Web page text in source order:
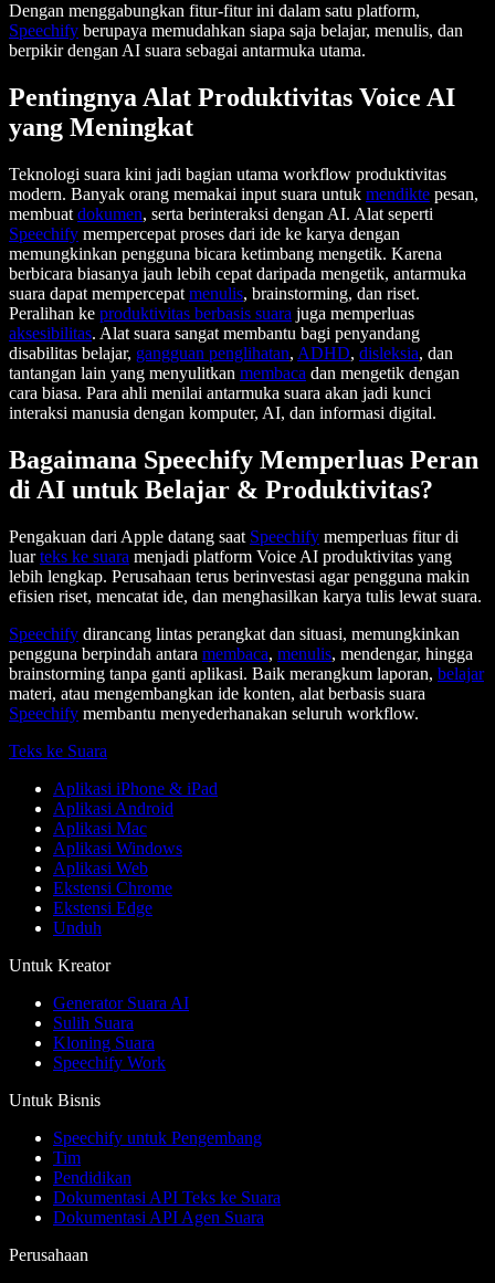
Dengan menggabungkan fitur-fitur ini dalam satu platform,
Speechify berupaya memudahkan siapa saja belajar, menulis, dan
berpikir dengan AI suara sebagai antarmuka utama.
Pentingnya Alat Produktivitas Voice AI
yang Meningkat
Teknologi suara kini jadi bagian utama workflow produktivitas
modern. Banyak orang memakai input suara untuk mendikte pesan,
membuat dokumen, serta berinteraksi dengan AI. Alat seperti
Speechify mempercepat proses dari ide ke karya dengan
memungkinkan pengguna bicara ketimbang mengetik. Karena
berbicara biasanya jauh lebih cepat daripada mengetik, antarmuka
suara dapat mempercepat menulis, brainstorming, dan riset.
Peralihan ke produktivitas berbasis suara juga memperluas
aksesibilitas. Alat suara sangat membantu bagi penyandang
disabilitas belajar, gangguan penglihatan, ADHD, disleksia, dan
tantangan lain yang menyulitkan membaca dan mengetik dengan
cara biasa. Para ahli menilai antarmuka suara akan jadi kunci
interaksi manusia dengan komputer, AI, dan informasi digital.
Bagaimana Speechify Memperluas Peran
di AI untuk Belajar & Produktivitas?
Pengakuan dari Apple datang saat Speechify memperluas fitur di
luarteks ke suara menjadi platform Voice AI produktivitas yang
lebih lengkap. Perusahaan terus berinvestasi agar pengguna makin
efisien riset, mencatat ide, dan menghasilkan karya tulis lewat suara.
Speechify dirancang lintas perangkat dan situasi, memungkinkan
pengguna berpindah antara membaca, menulis, mendengar, hingga
brainstorming tanpa ganti aplikasi. Baik merangkum laporan, belajar
materi, atau mengembangkan ide konten, alat berbasis suara
Speechify membantu menyederhanakan seluruh workflow.
Teks ke Suara
Aplikasi iPhone & iPad
Aplikasi Android
Aplikasi Mac
Aplikasi Windows
Aplikasi Web
Ekstensi Chrome
Ekstensi Edge
Unduh
Untuk Kreator
Generator Suara AI
Sulih Suara
Kloning Suara
Speechify Work
Untuk Bisnis
Speechify untuk Pengembang
Tim
Pendidikan
Dokumentasi API Teks ke Suara
Dokumentasi API Agen Suara
Perusahaan